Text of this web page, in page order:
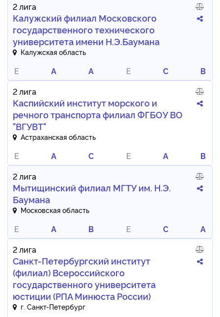
2 лига
Калужский филиал Московского
государственного технического
университета имени Н.Э.Баумана
Калужская область
E A A E C
B
2 лига
Каспийский институт морского и
речного транспорта филиал ФГБОУ ВО
"ВГУВТ"
Астраханская область
E A C E A
B
2 лига
Мытищинский филиал МГТУ им. Н.Э.
Баумана
Московская область
E A B E C
A
2 лига
Санкт-Петербургский институт
(филиал) Всероссийского
государственного университета
юстиции (РПА Минюста России)
г. Санкт-Петербург